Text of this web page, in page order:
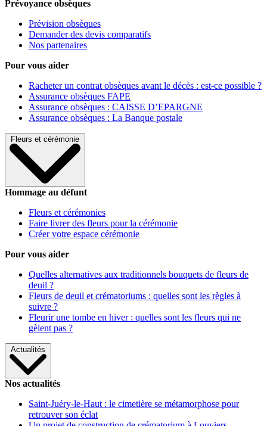
Prévoyance obsèques
Prévision obsèques
Demander des devis comparatifs
Nos partenaires
Pour vous aider
Racheter un contrat obsèques avant le décès : est-ce possible ?
Assurance obsèques FAPE
Assurance obsèques : CAISSE D’EPARGNE
Assurance obsèques : La Banque postale
Fleurs et cérémonie
Hommage au défunt
Fleurs et cérémonies
Faire livrer des fleurs pour la cérémonie
Créer votre espace cérémonie
Pour vous aider
Quelles alternatives aux traditionnels bouquets de fleurs de
deuil ?
Fleurs de deuil et crématoriums : quelles sont les règles à
suivre ?
Fleurir une tombe en hiver : quelles sont les fleurs qui ne
gèlent pas ?
Actualités
Nos actualités
Saint-Juéry-le-Haut : le cimetière se métamorphose pour
retrouver son éclat